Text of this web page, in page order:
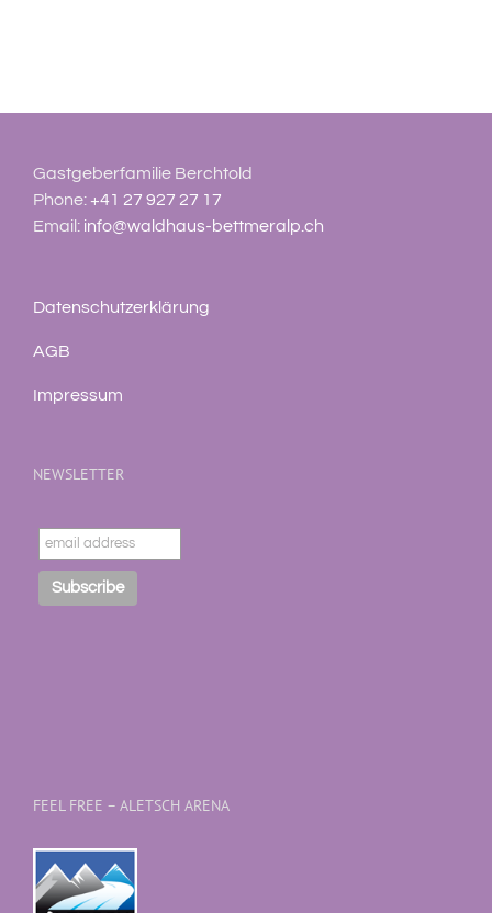
Gastgeberfamilie Berchtold
Phone:+41 27 927 27 17
Email: info@waldhaus-bettmeralp.ch
Datenschutzerklärung
AGB
Impressum
NEWSLETTER
FEEL FREE – ALETSCH ARENA